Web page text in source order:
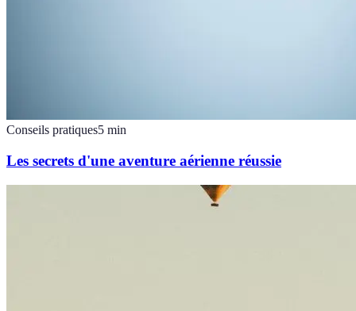
Conseils pratiques5 min
Les secrets d'une aventure aérienne réussie